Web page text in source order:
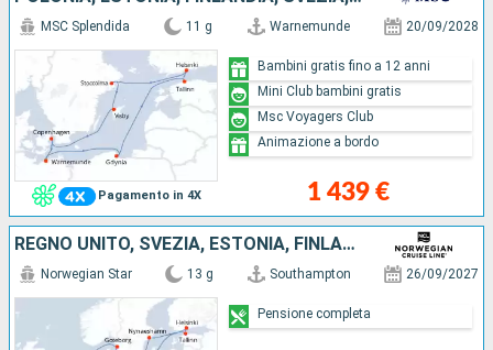
Pagamento in 4X
MSC Splendida 11 g Warnemunde 20/09/2028
1 439 €
Bambini gratis fino a 12 anni
Mini Club bambini gratis
Msc Voyagers Club
Animazione a bordo
REGNO UNITO, SVEZIA, ESTONIA, FINLANDIA, DANIMARCA, PAESI BASSI
Norwegian Star 13 g Southampton 26/09/2027
Pensione completa